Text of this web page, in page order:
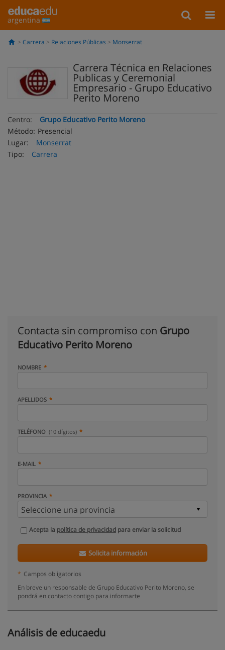
argentina
Carrera Relaciones Públicas Monserrat
Carrera Técnica en Relaciones
Publicas y Ceremonial
Empresario - Grupo Educativo
Perito Moreno
Centro:
Grupo Educativo Perito Moreno
Método: Presencial
Lugar:
Monserrat
Tipo:
Carrera
Contacta sin compromiso con Grupo
Educativo Perito Moreno
NOMBRE
APELLIDOS
TELÉFONO (10 dígitos)
E-MAIL
PROVINCIA
Acepta la política de privacidad para enviar la solicitud
Solicita información
* Campos obligatorios
En breve un responsable de Grupo Educativo Perito Moreno, se
pondrá en contacto contigo para informarte
Análisis de educaedu